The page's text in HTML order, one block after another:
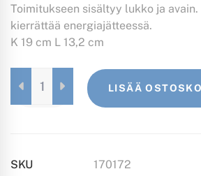
Toimitukseen sisältyy lukko ja avain.
kierrättää energiajätteessä.
K 19 cm L 13,2 cm
QUANTITY
LISÄÄ
SKU 170172